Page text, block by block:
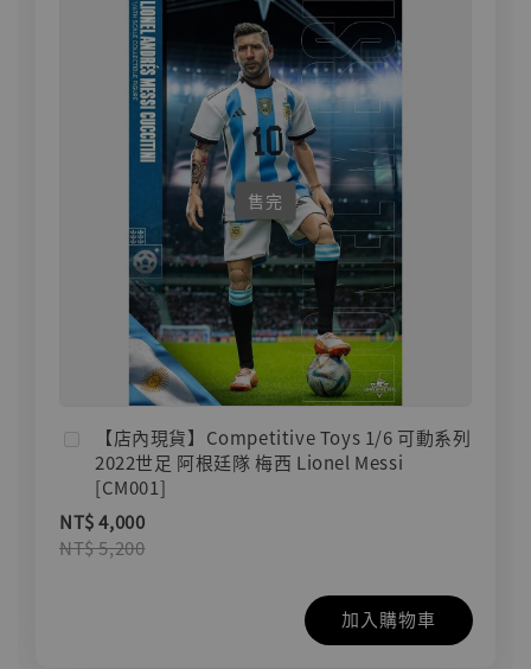
售完
【店內現貨】Competitive Toys 1/6 可動系列
2022世足 阿根廷隊 梅西 Lionel Messi
[CM001]
NT$ 4,000
NT$ 5,200
加入購物車